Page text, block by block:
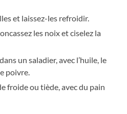
et laissez-les refroidir.
les noix et ciselez la
un saladier, avec l’huile, le
poivre.
froide ou tiède, avec du pain